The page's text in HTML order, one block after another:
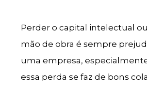
Perder o capital intelectual
mão de obra é sempre
uma empresa,
essa perda se faz de bons